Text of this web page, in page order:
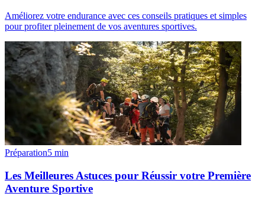
Améliorez votre endurance avec ces conseils pratiques et simples
pour profiter pleinement de vos aventures sportives.
Préparation5 min
Les Meilleures Astuces pour Réussir votre Première
Aventure Sportive